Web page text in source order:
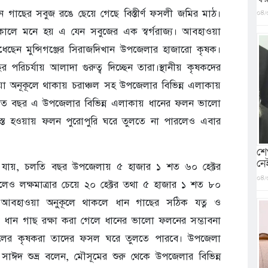
সবুজ রঙে ছেয়ে গেছে বিস্তীর্ণ ফসলী জমির মাঠ।
মনে হয় এ যেন সবুজের এক স্বর্গরাজ্য। আবহাওয়া
মুন্সিগঞ্জের সিরাজদিখান উপজেলার হাজারো কৃষক।
আলাদা গুরুত্ব দিচ্ছেন তারা।স্থানীয় কৃষকদের
থাকায় চরাঞ্চল সহ উপজেলার বিভিন্ন এলাকায়
বছর এ উপজেলার বিভিন্ন এলাকায় ধানের ফলন ভালো
হওয়ায় ফলন পুরোপুরি ঘরে তুলতে না পারলেও এবার
যায়, চলতি বছর উপজেলায় ৫ হাজার ১ শত ৬০ হেক্টর
লক্ষমাত্রার চেয়ে ২০ হেক্টর তথা ৫ হাজার ১ শত ৮০
আবহাওয়া অনুকূলে থাকলে ধান গাছের সঠিক যত্ন ও
গাছ রক্ষা করা গেলে ধানের ভালো ফলনের সম্ভাবনা
কৃষকরা তাদের ফসল ঘরে তুলতে পারবে। উপজেলা
সাঈদ শুভ্র বলেন, মৌসূমের শুরু থেকে উপজেলার বিভিন্ন